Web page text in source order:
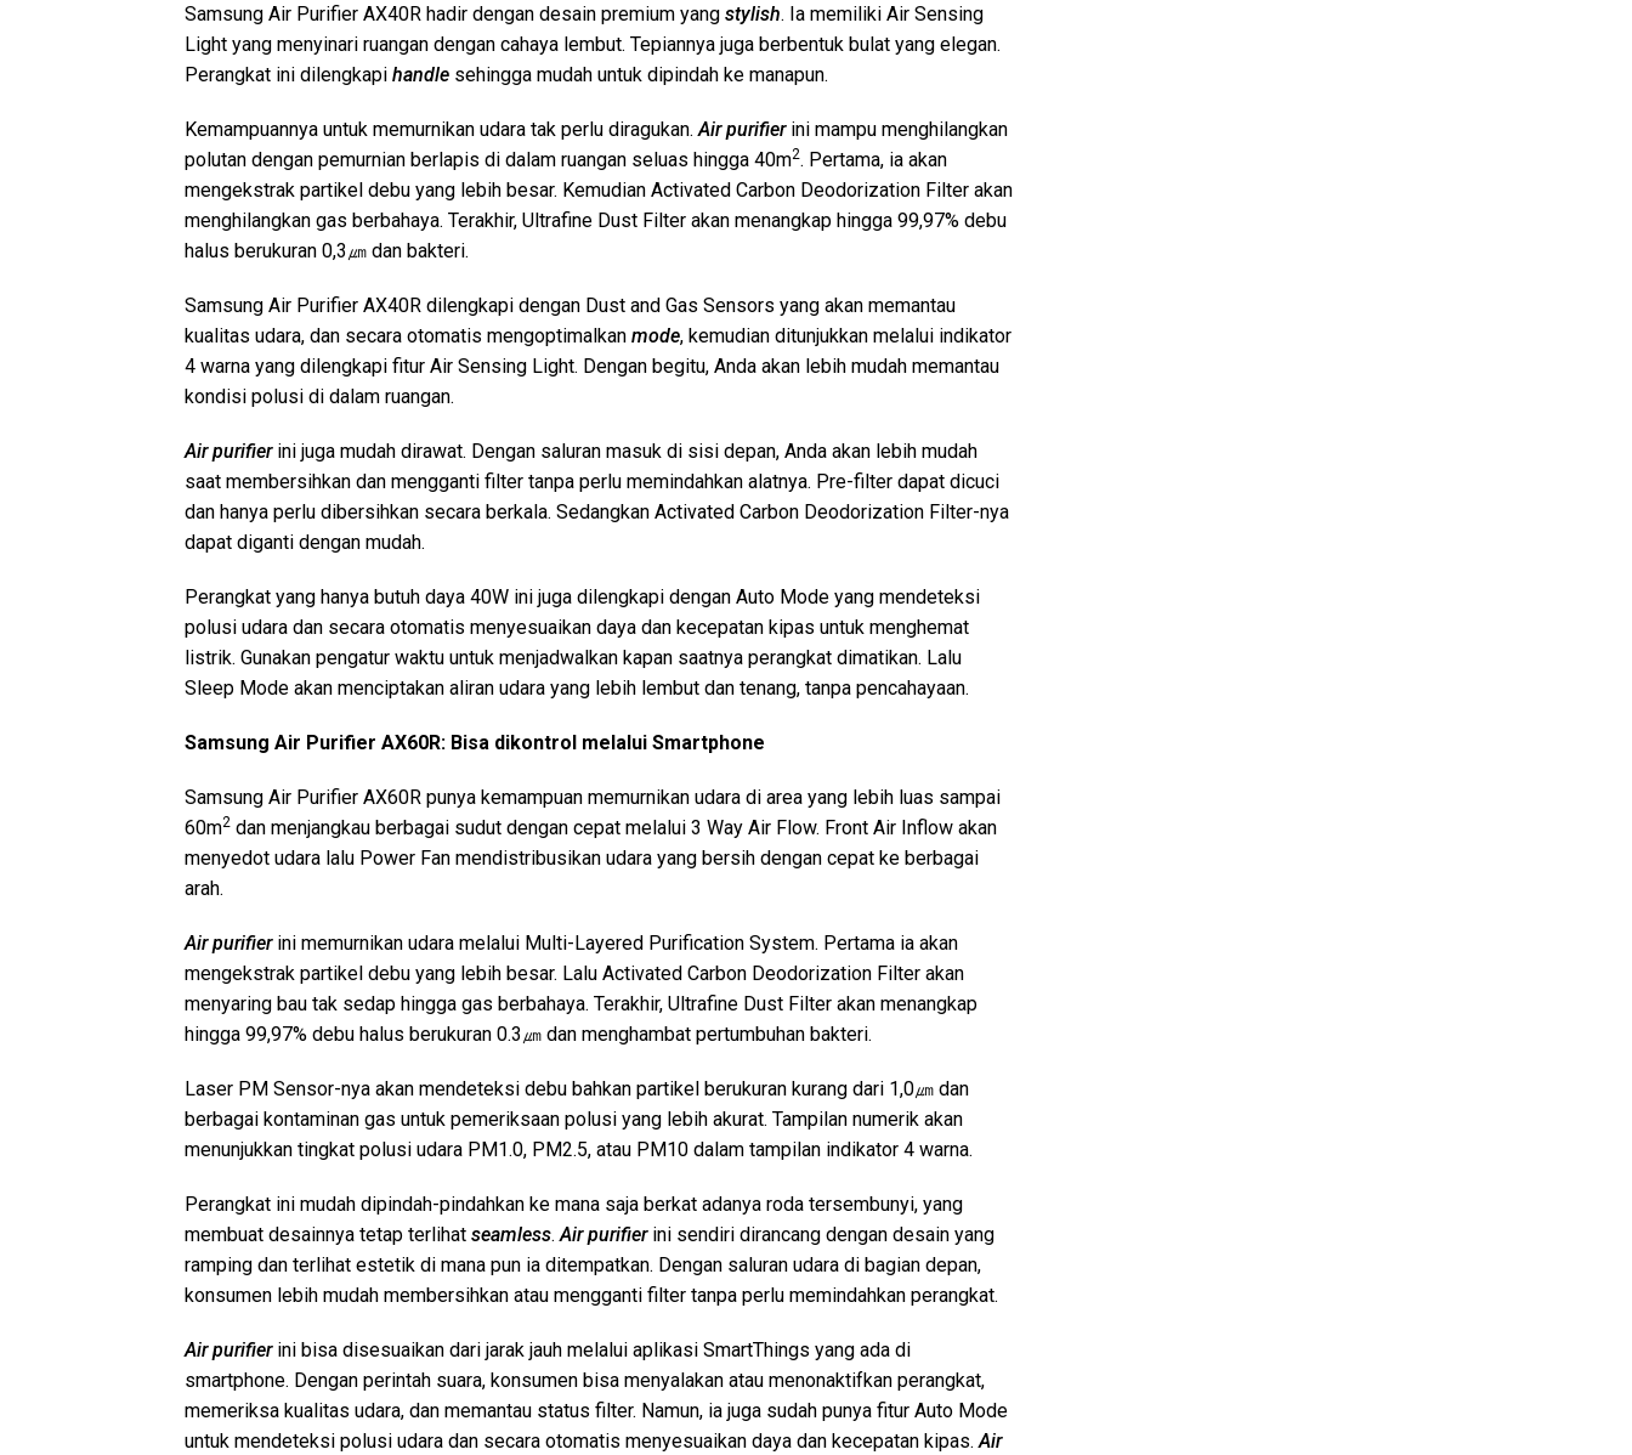
Samsung Air Purifier AX40R hadir dengan desain premium yang stylish. Ia memiliki Air Sensing
Light yang menyinari ruangan dengan cahaya lembut. Tepiannya juga berbentuk bulat yang elegan.
Perangkat ini dilengkapi handle sehingga mudah untuk dipindah ke manapun.
Kemampuannya untuk memurnikan udara tak perlu diragukan. Air purifierini mampu menghilangkan
polutan dengan pemurnian berlapis di dalam ruangan seluas hingga 40m2. Pertama, ia akan
mengekstrak partikel debu yang lebih besar. Kemudian Activated Carbon Deodorization Filter akan
menghilangkan gas berbahaya. Terakhir, Ultrafine Dust Filter akan menangkap hingga 99,97% debu
halus berukuran 0,3㎛ dan bakteri.
Samsung Air Purifier AX40R dilengkapi dengan Dust and Gas Sensors yang akan memantau
kualitas udara, dan secara otomatis mengoptimalkan mode, kemudian ditunjukkan melalui indikator
4 warna yang dilengkapi fitur Air Sensing Light. Dengan begitu, Anda akan lebih mudah memantau
kondisi polusi di dalam ruangan.
Air purifierini juga mudah dirawat. Dengan saluran masuk di sisi depan, Anda akan lebih mudah
saat membersihkan dan mengganti filter tanpa perlu memindahkan alatnya. Pre-filter dapat dicuci
dan hanya perlu dibersihkan secara berkala. Sedangkan Activated Carbon Deodorization Filter-nya
dapat diganti dengan mudah.
Perangkat yang hanya butuh daya 40W ini juga dilengkapi dengan Auto Mode yang mendeteksi
polusi udara dan secara otomatis menyesuaikan daya dan kecepatan kipas untuk menghemat
listrik. Gunakan pengatur waktu untuk menjadwalkan kapan saatnya perangkat dimatikan. Lalu
Sleep Mode akan menciptakan aliran udara yang lebih lembut dan tenang, tanpa pencahayaan.
Samsung Air Purifier AX60R: Bisa dikontrol melalui Smartphone
Samsung Air Purifier AX60R punya kemampuan memurnikan udara di area yang lebih luas sampai
60m2 dan menjangkau berbagai sudut dengan cepat melalui 3 Way Air Flow. Front Air Inflow akan
menyedot udara lalu Power Fan mendistribusikan udara yang bersih dengan cepat ke berbagai
arah.
Air purifier ini memurnikan udara melalui Multi-Layered Purification System. Pertama ia akan
mengekstrak partikel debu yang lebih besar. Lalu Activated Carbon Deodorization Filter akan
menyaring bau tak sedap hingga gas berbahaya. Terakhir, Ultrafine Dust Filter akan menangkap
hingga 99,97% debu halus berukuran 0.3㎛ dan menghambat pertumbuhan bakteri.
Laser PM Sensor-nya akan mendeteksi debu bahkan partikel berukuran kurang dari 1,0㎛ dan
berbagai kontaminan gas untuk pemeriksaan polusi yang lebih akurat. Tampilan numerik akan
menunjukkan tingkat polusi udara PM1.0, PM2.5, atau PM10 dalam tampilan indikator 4 warna.
Perangkat ini mudah dipindah-pindahkan ke mana saja berkat adanya roda tersembunyi, yang
membuat desainnya tetap terlihat seamless. Air purifierini sendiri dirancang dengan desain yang
ramping dan terlihat estetik di mana pun ia ditempatkan. Dengan saluran udara di bagian depan,
konsumen lebih mudah membersihkan atau mengganti filter tanpa perlu memindahkan perangkat.
Air purifierini bisa disesuaikan dari jarak jauh melalui aplikasi SmartThings yang ada di
smartphone. Dengan perintah suara, konsumen bisa menyalakan atau menonaktifkan perangkat,
memeriksa kualitas udara, dan memantau status filter. Namun, ia juga sudah punya fitur Auto Mode
untuk mendeteksi polusi udara dan secara otomatis menyesuaikan daya dan kecepatan kipas. Air